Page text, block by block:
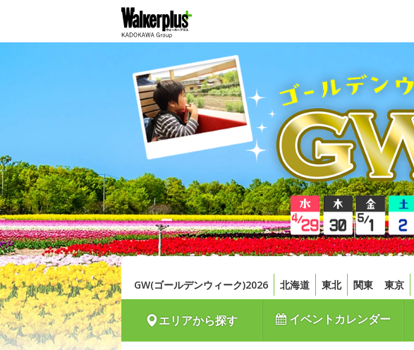
GW(ゴールデンウィーク)2026 北海道 東北 関東 東京
エリアから探す イベントカレンダー